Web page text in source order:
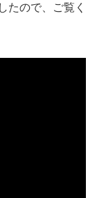
たので、ご覧く